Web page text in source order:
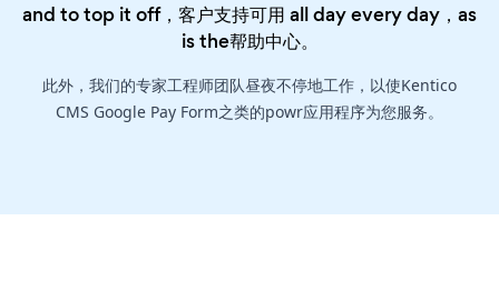
and to top it off，客户支持可用 all day every day，as
is the帮助中心。
此外，我们的专家工程师团队昼夜不停地工作，以使Kentico
CMS Google Pay Form之类的powr应用程序为您服务。